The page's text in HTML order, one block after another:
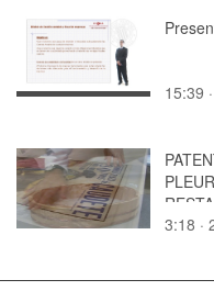
15:39
3:18 ·